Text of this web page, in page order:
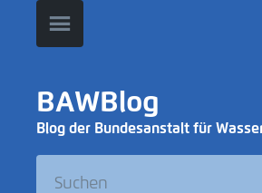
BAWBlog
Blog der Bundesanstalt für